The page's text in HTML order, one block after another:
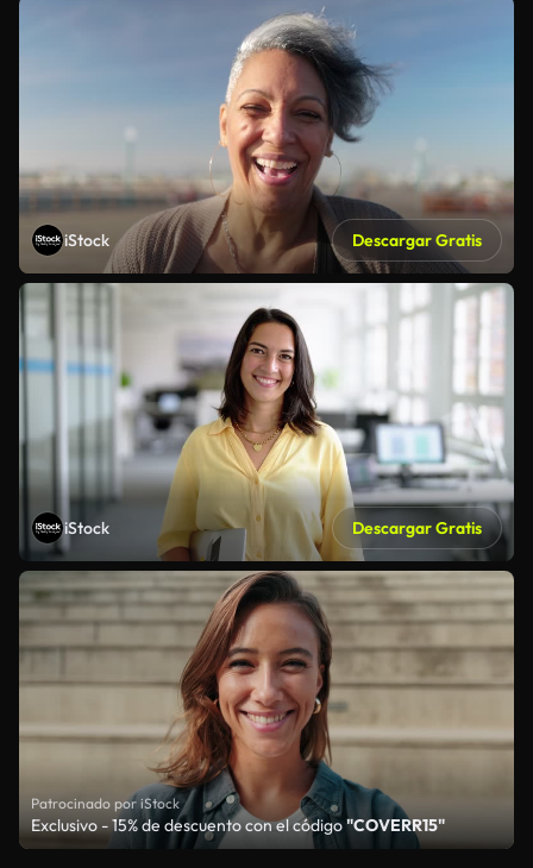
iStock Descargar Gratis
iStock Descargar Gratis
Patrocinado por iStock
Exclusivo - 15% de descuento con el código"COVERR15"